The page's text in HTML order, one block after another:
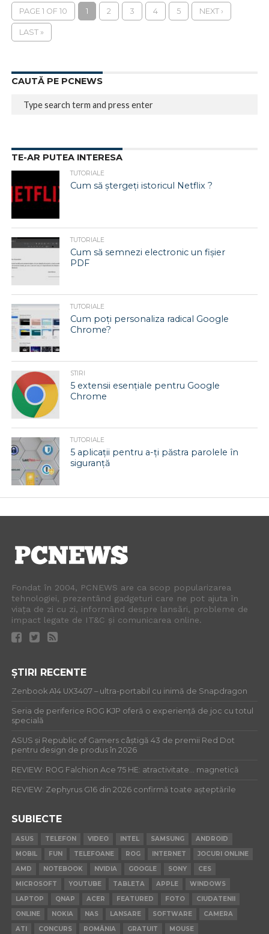
PAGE 1 OF 10 1 2 3 4 5 NEXT ›
LAST »
CAUTĂ PE PCNEWS
TE-AR PUTEA INTERESA
TUTORIALE
Cum să ștergeți istoricul Netflix ?
TUTORIALE
Cum să semnezi electronic un fișier
PDF
TUTORIALE
Cum poți personaliza radical Google
Chrome?
STIRI
5 extensii esențiale pentru Google
Chrome
TUTORIALE
5 aplicații pentru a-ți păstra parolele în
siguranță
Fondat în 2004, PCNEWS are ca scop popularizarea
tehnologiei, prezentând gadgeturi care ne pot ajuta în
viața de zi cu zi, informând despre lansări, probleme de
impact legate de IT&C și comunicarea online.
ȘTIRI RECENTE
Zenbook A14 UX3407 – ultra-portabil cu inimă de Snapdragon
Seria de periferice ROG KJP oferă o experiență de joc cu totul
specială
ASUS și Republic of Gamers câștigă 43 de premii Red Dot
pentru design de produs în 2026
REVIEW: ROG Falchion Ace 75 HE: atractivitate… magnetică
REVIEW: Zephyrus G16 din 2026 confirmă toate așteptările
SUBIECTE
ASUS TELEFON VIDEO INTEL SAMSUNG
ANDROID
MOBIL
FUN TELEFOANE ROG INTERNET
JOCURI ONLINE
AMD
NOTEBOOK NVIDIA GOOGLE SONY
CES
MICROSOFT
YOUTUBE TABLETA APPLE
WINDOWS
LAPTOP
QNAP ACER FEATURED FOTO
CIUDATENII
ONLINE
NOKIA NAS LANSARE SOFTWARE
CAMERA
ATI
CONCURS ROMÂNIA GRATUIT MOUSE